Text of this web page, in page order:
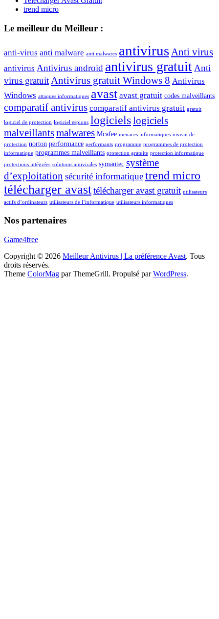
trend micro
Le meilleur du Meilleur :
anti-virus anti malware anti malwares antivirusAnti virus
antivirus Antivirus android antivirus gratuitAnti
virus gratuitAntivirus gratuit Windows 8 Antivirus
Windows attaques informatiques avast avast gratuit codes malveillants
comparatif antivirus comparatif antivirus gratuit gratuit
logiciel de protection logiciel espions logicielslogiciels
malveillantsmalwares Mcafee menaces informatiques niveau de
protection norton performance performants programme programmes de protection
informatique programmes malveillants protection gratuite protection informatique
protections intégrées solutions antivirales symantec système
d’exploitation sécurité informatiquetrend micro
télécharger avasttélécharger avast gratuit utilisateurs
actifs d’ordinateurs utilisateurs de l’informatique utilisateurs informatiques
Nos partenaires
Game4free
Copyright © 2026 Meilleur Antivirus | La préférence Avast. Tous
droits réservés.
Theme ColorMag par ThemeGrill. Propulsé parWordPress.